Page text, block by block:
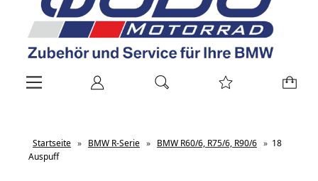
Startseite » BMW R-Serie » BMW R60/6, R75/6, R90/6 » 18
Auspuff